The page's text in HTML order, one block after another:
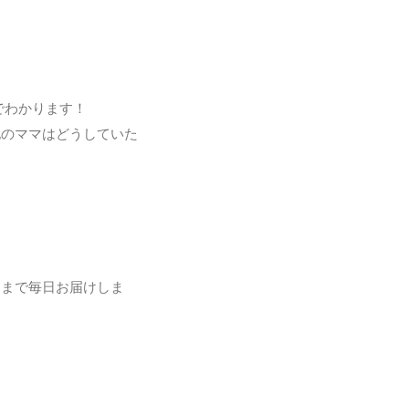
かります！
ママはどうしていた
で毎日お届けしま